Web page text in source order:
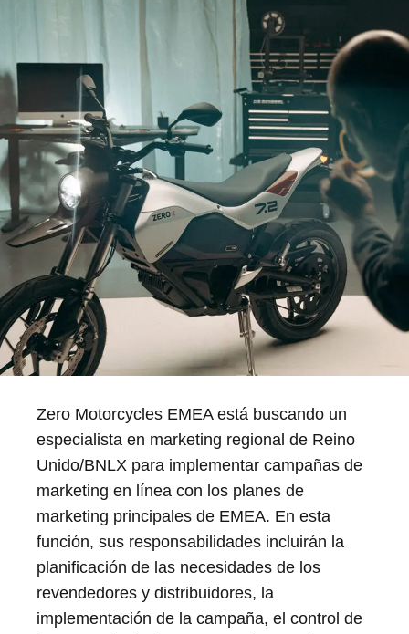
Zero Motorcycles EMEA está buscando un
especialista en marketing regional de Reino
Unido/BNLX para implementar campañas de
marketing en línea con los planes de
marketing principales de EMEA. En esta
función, sus responsabilidades incluirán la
planificación de las necesidades de los
revendedores y distribuidores, la
implementación de la campaña, el control de